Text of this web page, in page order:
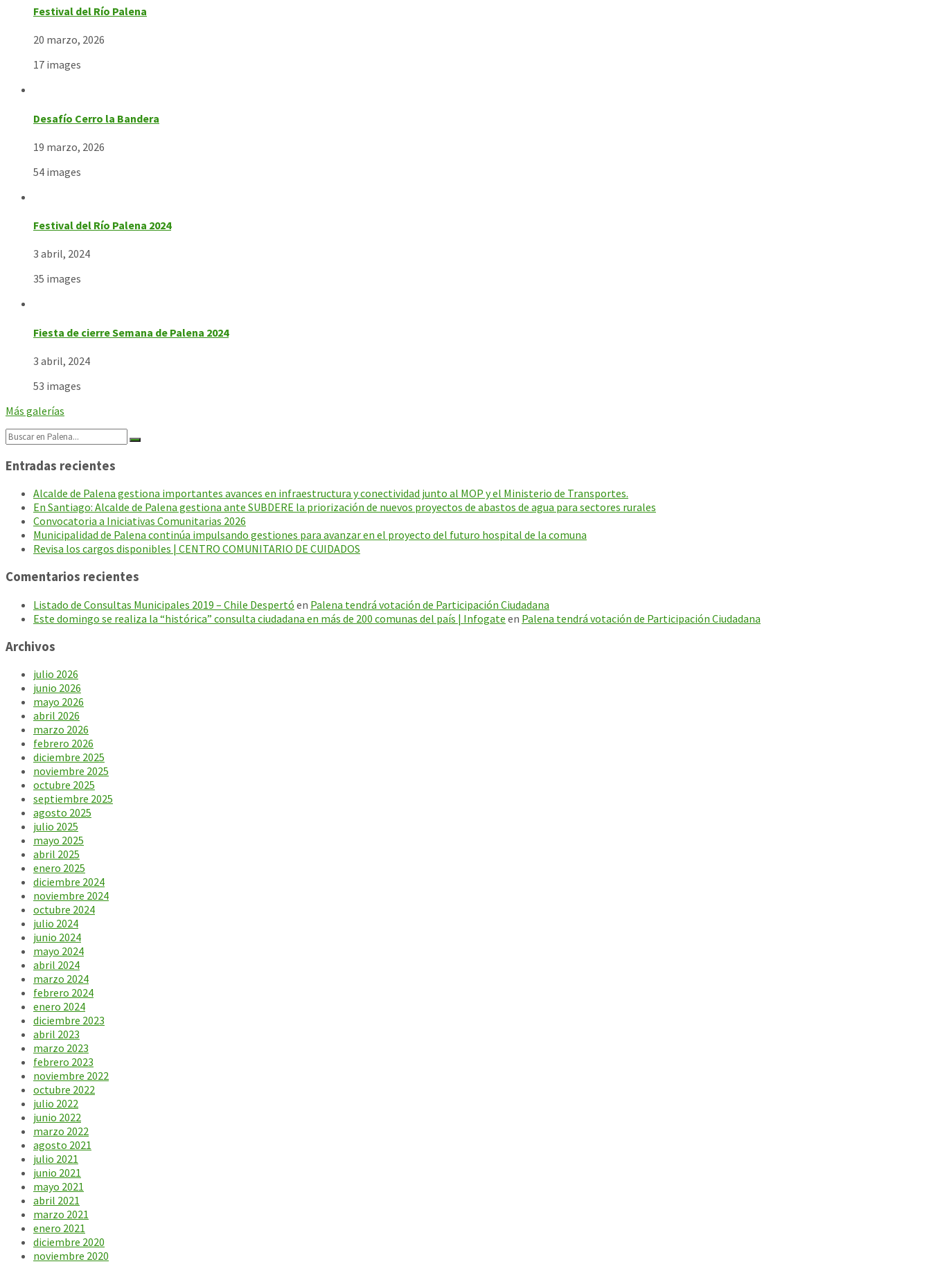
Festival del Río Palena
20 marzo, 2026
17 images
Desafío Cerro la Bandera
19 marzo, 2026
54 images
Festival del Río Palena 2024
3 abril, 2024
35 images
Fiesta de cierre Semana de Palena 2024
3 abril, 2024
53 images
Más galerías
Search:
Entradas recientes
Alcalde de Palena gestiona importantes avances en infraestructura y conectividad junto al MOP y el Ministerio de Transportes.
En Santiago: Alcalde de Palena gestiona ante SUBDERE la priorización de nuevos proyectos de abastos de agua para sectores rurales
Convocatoria a Iniciativas Comunitarias 2026
Municipalidad de Palena continúa impulsando gestiones para avanzar en el proyecto del futuro hospital de la comuna
Revisa los cargos disponibles | CENTRO COMUNITARIO DE CUIDADOS
Comentarios recientes
Listado de Consultas Municipales 2019 – Chile Despertó en Palena tendrá votación de Participación Ciudadana
Este domingo se realiza la “histórica” consulta ciudadana en más de 200 comunas del país | Infogate en Palena tendrá votación de Participación Ciudadana
Archivos
julio 2026
junio 2026
mayo 2026
abril 2026
marzo 2026
febrero 2026
diciembre 2025
noviembre 2025
octubre 2025
septiembre 2025
agosto 2025
julio 2025
mayo 2025
abril 2025
enero 2025
diciembre 2024
noviembre 2024
octubre 2024
julio 2024
junio 2024
mayo 2024
abril 2024
marzo 2024
febrero 2024
enero 2024
diciembre 2023
abril 2023
marzo 2023
febrero 2023
noviembre 2022
octubre 2022
julio 2022
junio 2022
marzo 2022
agosto 2021
julio 2021
junio 2021
mayo 2021
abril 2021
marzo 2021
enero 2021
diciembre 2020
noviembre 2020